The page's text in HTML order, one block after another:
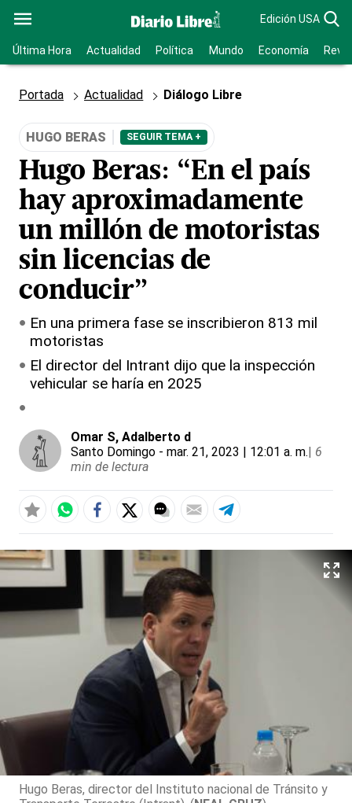
Edición USA
Última Hora Actualidad Política Mundo Economía
Portada Actualidad Diálogo Libre
HUGO BERAS SEGUIR TEMA +
Hugo Beras: “En el país
hay aproximadamente
un millón de motoristas
sin licencias de
conducir”
En una primera fase se inscribieron 813 mil
motoristas
El director del Intrant dijo que la inspección
vehicular se haría en 2025
Omar S, Adalberto d
Santo Domingo - mar. 21, 2023 | 12:01 a. m.| 6
min de lectura
Hugo Beras, director del Instituto nacional de Tránsito y